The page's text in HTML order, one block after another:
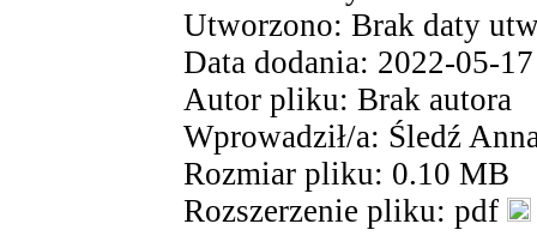
Utworzono: Brak daty
Data dodania: 2022-05-
Autor pliku: Brak autora
Wprowadził/a: Śledź
Rozmiar pliku: 0.10 MB
Rozszerzenie pliku: pdf